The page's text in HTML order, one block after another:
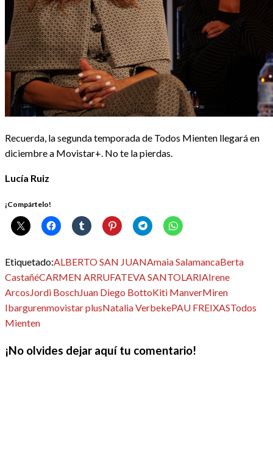
Recuerda, la segunda temporada de Todos Mienten llegará en
diciembre a Movistar+. No te la pierdas.
Lucía Ruiz
¡Compártelo!
Etiquetado:ALBERTO SAN JUANAmaia SalamancaBerta
CastañéCARMEN ARRUFATEVA SANTOLARIAIrene
ArcosJordi BoschJuan Diego BottoKiti ManverMiren
Ibargurenmovistar plusNatalia VerbekePAU FREIXASTodos
Mienten
¡No olvides dejar aquí tu comentario!